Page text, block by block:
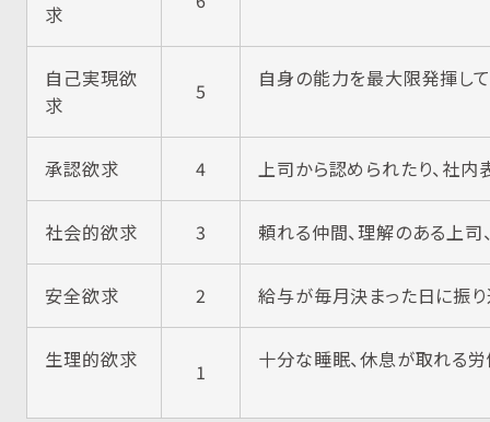
求
自己実現欲
求
5 自身の能力を最大限発揮して
承認欲求 4 上司から認められたり、社内
社会的欲求 3 頼れる仲間、理解のある上司
安全欲求 2 給与が毎月決まった日に振
生理的欲求 1 十分な睡眠、休息が取れる